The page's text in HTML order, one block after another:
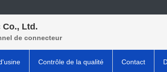
Co., Ltd.
de connecteur
Contrôle de la qualité Contact